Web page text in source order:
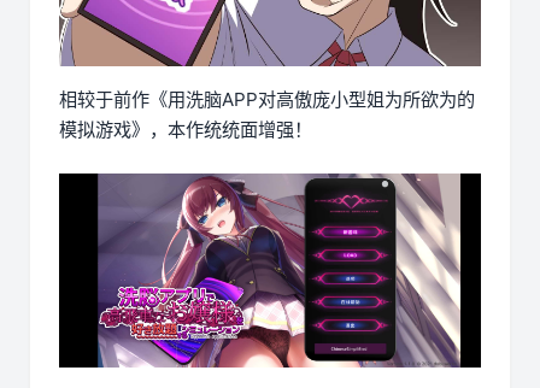
相较于前作《用洗脑APP对高傲庞小型姐为所欲为的
模拟游戏》，本作统统面增强！